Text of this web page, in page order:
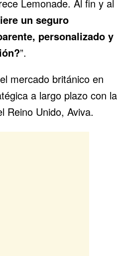
Lemonade. Al fin y al
un seguro
personalizado y
”.
mercado británico en
a largo plazo con la
Reino Unido, Aviva.